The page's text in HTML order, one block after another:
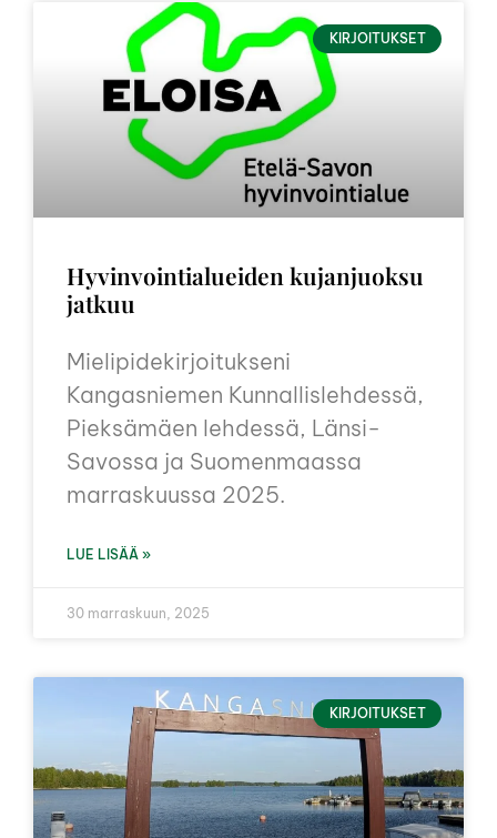
KIRJOITUKSET
Hyvinvointialueiden kujanjuoksu
jatkuu
Mielipidekirjoitukseni
Kangasniemen Kunnallislehdessä,
Pieksämäen lehdessä, Länsi-
Savossa ja Suomenmaassa
marraskuussa 2025.
LUE LISÄÄ »
30 marraskuun, 2025
KIRJOITUKSET